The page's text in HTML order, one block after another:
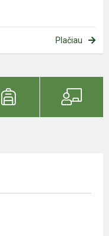
Plačiau